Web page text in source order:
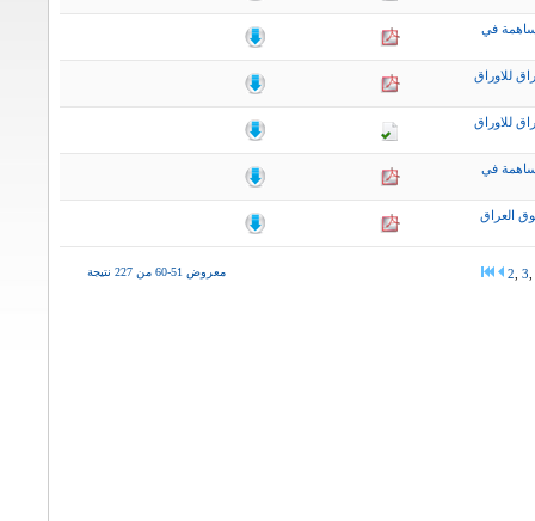
في
للاوراق
للاوراق
في
العراق
معروض 51-60 من 227 نتيجة 2 3